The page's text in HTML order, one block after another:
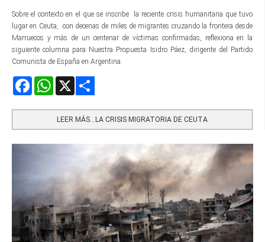
Sobre el contexto en el que se inscribe la reciente crisis humanitaria que tuvo
lugar en Ceuta, con decenas de miles de migrantes cruzando la frontera desde
Marruecos y más de un centenar de víctimas confirmadas, reflexiona en la
siguiente columna para Nuestra Propuesta Isidro Páez, dirigente del Partido
Comunista de España en Argentina.
FacebookWhatsApp
LEER MÁS…LA CRISIS MIGRATORIA DE CEUTA